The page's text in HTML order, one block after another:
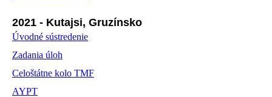
2021 - Kutajsi, Gruzínsko
Úvodné sústredenie
Zadania úloh
Celoštátne kolo TMF
AYPT